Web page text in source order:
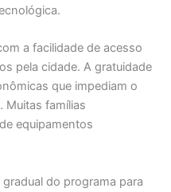
a facilidade de acesso
pela cidade. A gratuidade
que impediam o
Muitas famílias
equipamentos
do programa para